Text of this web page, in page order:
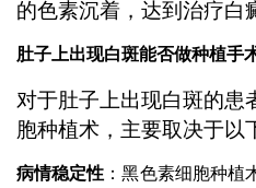
的色素沉着，达到治疗白
肚子上出现白斑能否做种植手
对于肚子上出现白斑的患
胞种植术，主要取决于以
病情稳定性 ：黑色素细胞种植